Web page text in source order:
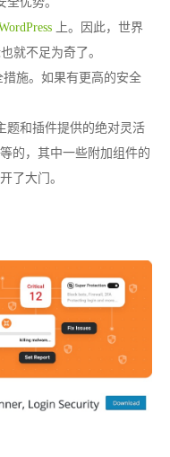
上。因此，世界
就不足为奇了。
措施。如果有更高的安全
题和插件提供的绝对灵活
的，其中一些附加组件的
了大门。